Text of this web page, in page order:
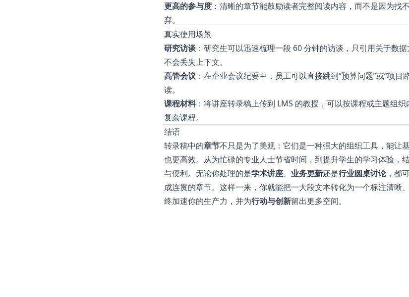
更高的参与度：清晰的章节能鼓励读者完整阅读内容，而不是因为找
弃。
真实使用场景
研究访谈：研究生可以迅速梳理一段 60 分钟的访谈，只引用关于数
不会丢失上下文。
高管会议 ：在企业会议纪要中，员工可以直接跳到“预算问题”或“项目
读。
课程材料：将讲座转录稿上传到 LMS 的教授，可以按课程或主题组
复杂课程。
结语
转录稿中的章节不只是为了美观：它们是一种强大的组织工具，能让
也更高效。从为忙碌的专业人士节省时间，到提升学生的学习体验，
与便利。无论你处理的是学术讲座、 业务更新还是行业圆桌讨论，都
成连贯的章节。这样一来，你就能把一大段文本转化为一个标注清晰
终加速你的生产力，并为行动与创新留出更多空间。